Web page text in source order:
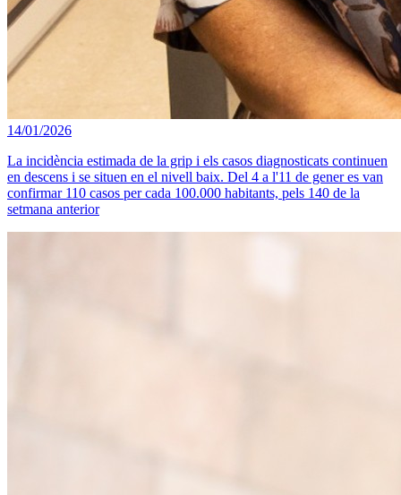
14/01/2026
La incidència estimada de la grip i els casos diagnosticats continuen
en descens i se situen en el nivell baix. Del 4 a l'11 de gener es van
confirmar 110 casos per cada 100.000 habitants, pels 140 de la
setmana anterior